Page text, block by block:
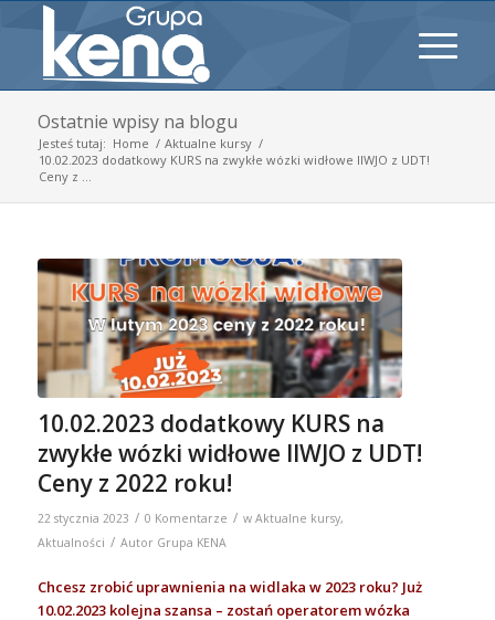
Ostatnie wpisy na blogu
Jesteś tutaj: Home / Aktualne kursy /
10.02.2023 dodatkowy KURS na zwykłe wózki widłowe IIWJO z UDT!
Ceny z ...
10.02.2023 dodatkowy KURS na
zwykłe wózki widłowe IIWJO z UDT!
Ceny z 2022 roku!
22 stycznia 2023 / 0 Komentarze / w Aktualne kursy,
Aktualności / Autor Grupa KENA
Chcesz zrobić uprawnienia na widlaka w 2023 roku? Już
10.02.2023 kolejna szansa – zostań operatorem wózka